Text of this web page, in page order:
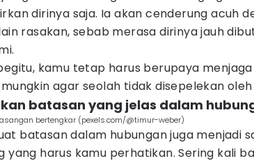
dirinya saja. Ia akan cenderung acuh
rasakan, sebab merasa dirinya jauh
kamu tetap harus berupaya
agar seolah tidak disepelekan
batasan yang jelas dalam
bertengkar (pexels.com/@timur-weber)
batasan dalam hubungan juga menjadi
yang harus kamu perhatikan. Sering kali